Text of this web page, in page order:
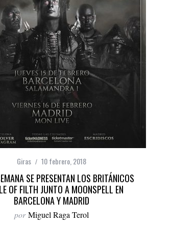
Giras 10 febrero, 2018
SE PRESENTAN LOS BRITÁNICOS
OF FILTH JUNTO A MOONSPELL EN
BARCELONA Y MADRID
por Miguel Raga Terol